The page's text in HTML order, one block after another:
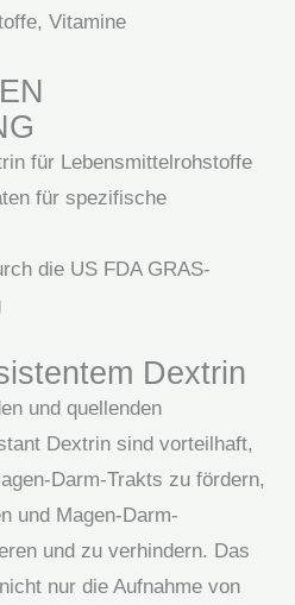
Vitamine
für Lebensmittelrohstoffe
für spezifische
die US FDA GRAS-
Dextrin
und quellenden
Dextrin sind vorteilhaft,
Darm-Trakts zu fördern,
und Magen-Darm-
und zu verhindern. Das
nur die Aufnahme von